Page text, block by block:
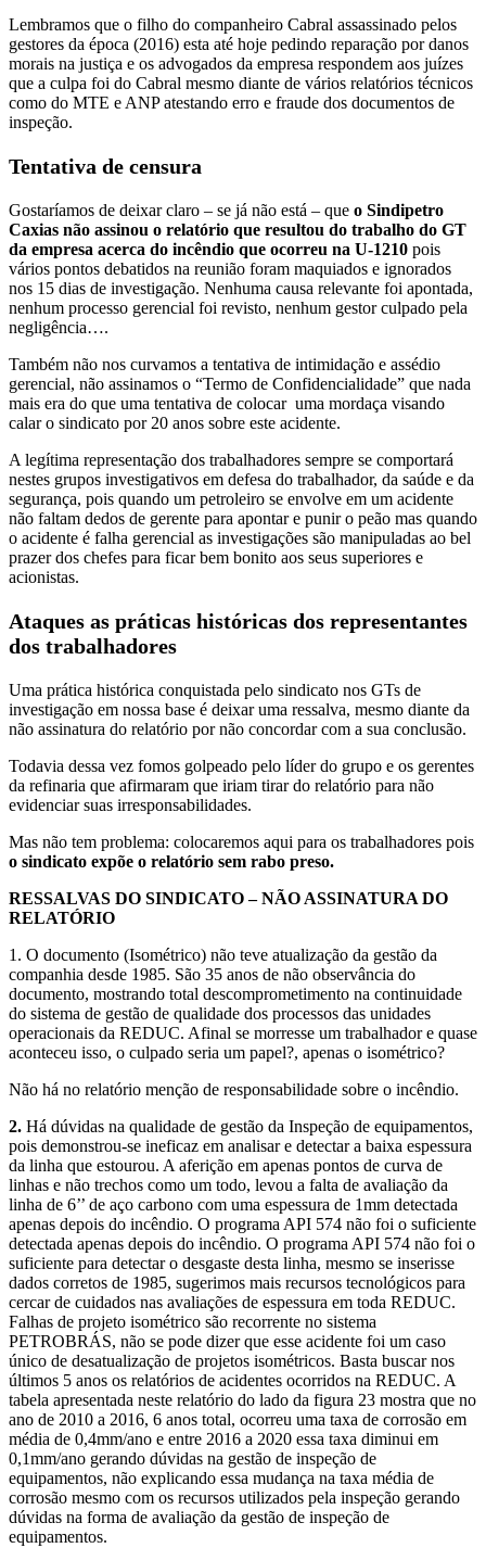
Lembramos que o filho do companheiro Cabral assassinado pelos
gestores da época (2016) esta até hoje pedindo reparação por danos
morais na justiça e os advogados da empresa respondem aos juízes
que a culpa foi do Cabral mesmo diante de vários relatórios técnicos
como do MTE e ANP atestando erro e fraude dos documentos de
inspeção.
Tentativa de censura
Gostaríamos de deixar claro – se já não está – que o Sindipetro
Caxias não assinou o relatório que resultou do trabalho do GT
da empresa acerca do incêndio que ocorreu na U-1210 pois
vários pontos debatidos na reunião foram maquiados e ignorados
nos 15 dias de investigação. Nenhuma causa relevante foi apontada,
nenhum processo gerencial foi revisto, nenhum gestor culpado pela
negligência….
Também não nos curvamos a tentativa de intimidação e assédio
gerencial, não assinamos o “Termo de Confidencialidade” que nada
mais era do que uma tentativa de colocar uma mordaça visando
calar o sindicato por 20 anos sobre este acidente.
A legítima representação dos trabalhadores sempre se comportará
nestes grupos investigativos em defesa do trabalhador, da saúde e da
segurança, pois quando um petroleiro se envolve em um acidente
não faltam dedos de gerente para apontar e punir o peão mas quando
o acidente é falha gerencial as investigações são manipuladas ao bel
prazer dos chefes para ficar bem bonito aos seus superiores e
acionistas.
Ataques as práticas históricas dos representantes
dos trabalhadores
Uma prática histórica conquistada pelo sindicato nos GTs de
investigação em nossa base é deixar uma ressalva, mesmo diante da
não assinatura do relatório por não concordar com a sua conclusão.
Todavia dessa vez fomos golpeado pelo líder do grupo e os gerentes
da refinaria que afirmaram que iriam tirar do relatório para não
evidenciar suas irresponsabilidades.
Mas não tem problema: colocaremos aqui para os trabalhadores pois
o sindicato expõe o relatório sem rabo preso.
RESSALVAS DO SINDICATO – NÃO ASSINATURA DO
RELATÓRIO
1. O documento (Isométrico) não teve atualização da gestão da
companhia desde 1985. São 35 anos de não observância do
documento, mostrando total descomprometimento na continuidade
do sistema de gestão de qualidade dos processos das unidades
operacionais da REDUC. Afinal se morresse um trabalhador e quase
aconteceu isso, o culpado seria um papel?, apenas o isométrico?
Não há no relatório menção de responsabilidade sobre o incêndio.
2. Há dúvidas na qualidade de gestão da Inspeção de equipamentos,
pois demonstrou-se ineficaz em analisar e detectar a baixa espessura
da linha que estourou. A aferição em apenas pontos de curva de
linhas e não trechos como um todo, levou a falta de avaliação da
linha de 6’’ de aço carbono com uma espessura de 1mm detectada
apenas depois do incêndio. O programa API 574 não foi o suficiente
detectada apenas depois do incêndio. O programa API 574 não foi o
suficiente para detectar o desgaste desta linha, mesmo se inserisse
dados corretos de 1985, sugerimos mais recursos tecnológicos para
cercar de cuidados nas avaliações de espessura em toda REDUC.
Falhas de projeto isométrico são recorrente no sistema
PETROBRÁS, não se pode dizer que esse acidente foi um caso
único de desatualização de projetos isométricos. Basta buscar nos
últimos 5 anos os relatórios de acidentes ocorridos na REDUC. A
tabela apresentada neste relatório do lado da figura 23 mostra que no
ano de 2010 a 2016, 6 anos total, ocorreu uma taxa de corrosão em
média de 0,4mm/ano e entre 2016 a 2020 essa taxa diminui em
0,1mm/ano gerando dúvidas na gestão de inspeção de
equipamentos, não explicando essa mudança na taxa média de
corrosão mesmo com os recursos utilizados pela inspeção gerando
dúvidas na forma de avaliação da gestão de inspeção de
equipamentos.